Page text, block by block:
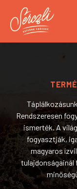
Rendszeresen
ismerték. A
fogyasztják,
magyaros
tulajdonságainál